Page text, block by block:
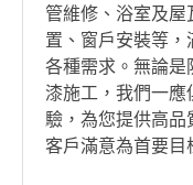
管維修、浴室及
置、窗戶安裝等
各種需求。無論
漆施工，我們一
驗，為您提供高品質的
客戶滿意為首要